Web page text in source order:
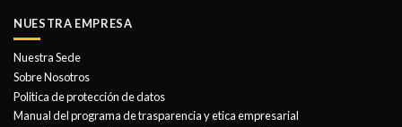
NUESTRA EMPRESA
Nuestra Sede
Sobre Nosotros
Politica de protección de datos
Manual del programa de trasparencia y etica empresarial